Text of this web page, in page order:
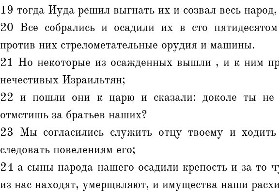
19 тогда Иуда решил выгнать их и созвал весь
20 Все собрались и осадили их в сто
против них стрелометательные орудия и машины.
21 Но некоторые из осажденных вышли , и к ним
нечестивых Израильтян;
22 и пошли они к царю и сказали: доколе ты не
отмстишь за братьев наших?
23 Мы согласились служить отцу твоему и
следовать повелениям его;
24 а сыны народа нашего осадили крепость и за то
из нас находят, умерщвляют, и имущества наши